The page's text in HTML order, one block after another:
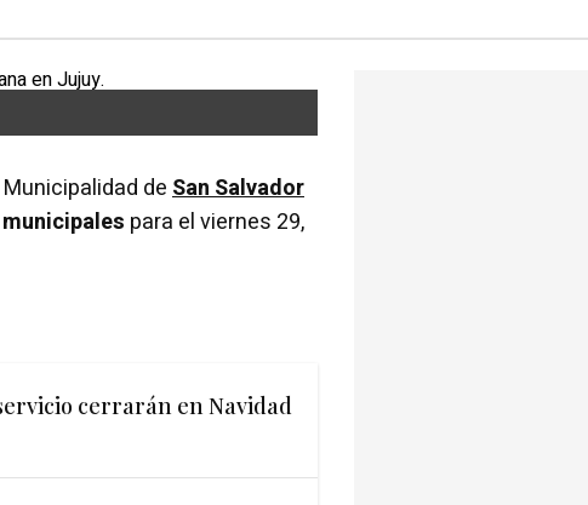
deSan Salvador
para el viernes 29,
cerrarán en Navidad